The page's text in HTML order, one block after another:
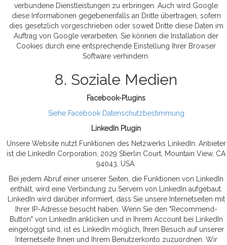
verbundene Dienstleistungen zu erbringen. Auch wird Google
diese Informationen gegebenenfalls an Dritte übertragen, sofern
dies gesetzlich vorgeschrieben oder soweit Dritte diese Daten im
Auftrag von Google verarbeiten. Sie können die Installation der
Cookies durch eine entsprechende Einstellung Ihrer Browser
Software verhindern.
8. Soziale Medien
Facebook-Plugins
Siehe Facebook Datenschutzbestimmung
LinkedIn Plugin
Unsere Website nutzt Funktionen des Netzwerks LinkedIn. Anbieter
ist die LinkedIn Corporation, 2029 Stierlin Court, Mountain View, CA
94043, USA.
Bei jedem Abruf einer unserer Seiten, die Funktionen von LinkedIn
enthält, wird eine Verbindung zu Servern von LinkedIn aufgebaut.
LinkedIn wird darüber informiert, dass Sie unsere Internetseiten mit
Ihrer IP-Adresse besucht haben. Wenn Sie den "Recommend-
Button" von LinkedIn anklicken und in Ihrem Account bei LinkedIn
eingeloggt sind, ist es LinkedIn möglich, Ihren Besuch auf unserer
Internetseite Ihnen und Ihrem Benutzerkonto zuzuordnen. Wir